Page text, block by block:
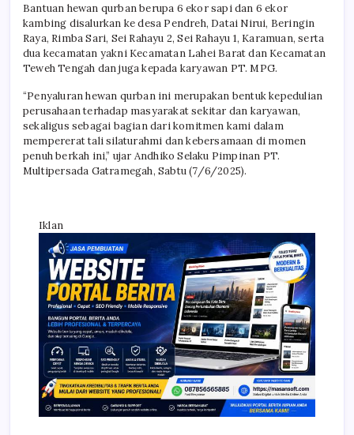
Bantuan hewan qurban berupa 6 ekor sapi dan 6 ekor
kambing disalurkan ke desa Pendreh, Datai Nirui, Beringin
Raya, Rimba Sari, Sei Rahayu 2, Sei Rahayu 1, Karamuan, serta
dua kecamatan yakni Kecamatan Lahei Barat dan Kecamatan
Teweh Tengah dan juga kepada karyawan PT. MPG.
“Penyaluran hewan qurban ini merupakan bentuk kepedulian
perusahaan terhadap masyarakat sekitar dan karyawan,
sekaligus sebagai bagian dari komitmen kami dalam
mempererat tali silaturahmi dan kebersamaan di momen
penuh berkah ini,” ujar Andhiko Selaku Pimpinan PT.
Multipersada Gatramegah, Sabtu (7/6/2025).
Iklan